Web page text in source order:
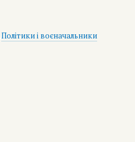
Політики і воєначальники